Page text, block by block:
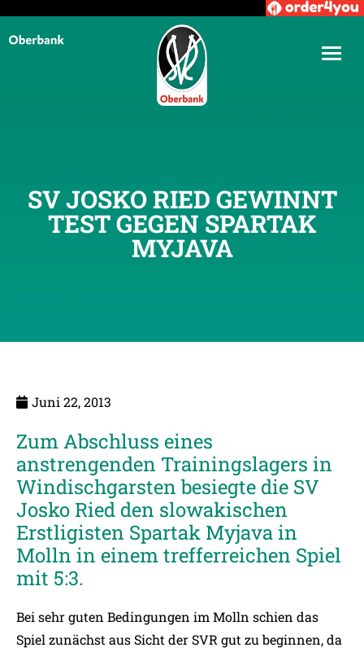
SV JOSKO RIED GEWINNT
TEST GEGEN SPARTAK
MYJAVA
Juni 22, 2013
Zum Abschluss eines
anstrengenden Trainingslagers in
Windischgarsten besiegte die SV
Josko Ried den slowakischen
Erstligisten Spartak Myjava in
Molln in einem trefferreichen Spiel
mit 5:3.
Bei sehr guten Bedingungen im Molln schien das
Spiel zunächst aus Sicht der SVR gut zu beginnen, da